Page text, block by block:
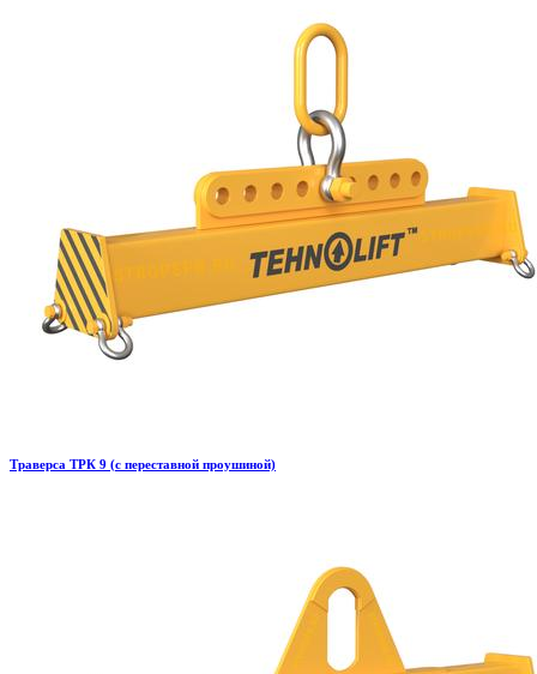
Траверса ТРК 9 (с переставной проушиной)